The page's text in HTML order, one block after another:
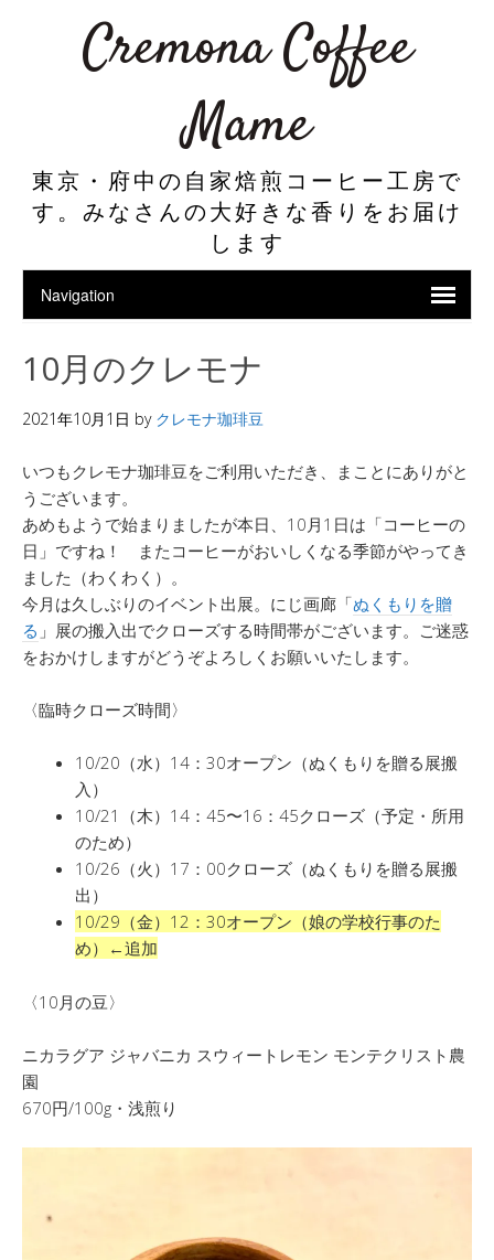
Cremona Coffee
Mame
東京・府中の自家焙煎コーヒー工房で
す。みなさんの大好きな香りをお届け
します
10月のクレモナ
2021年10月1日 by クレモナ珈琲豆
いつもクレモナ珈琲豆をご利用いただき、まことにありがと
うございます。
あめもようで始まりましたが本日、10月1日は「コーヒーの
日」ですね！ またコーヒーがおいしくなる季節がやってき
ました（わくわく）。
今月は久しぶりのイベント出展。にじ画廊「ぬくもりを贈
る 」展の搬入出でクローズする時間帯がございます。ご迷惑
をおかけしますがどうぞよろしくお願いいたします。
〈臨時クローズ時間〉
10/20（水）14：30オープン（ぬくもりを贈る展搬
入）
10/21（木）14：45〜16：45クローズ（予定・所用
のため）
10/26（火）17：00クローズ（ぬくもりを贈る展搬
出）
10/29（金）12：30オープン（娘の学校行事のた
め）←追加
〈10月の豆〉
ニカラグア ジャバニカ スウィートレモン モンテクリスト農
園
670円/100g・浅煎り